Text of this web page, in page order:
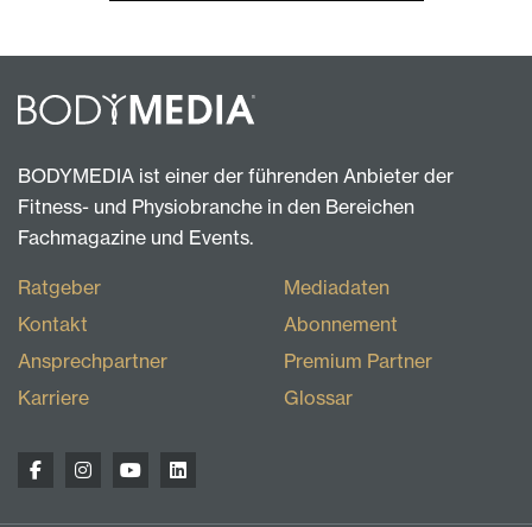
BODYMEDIA ist einer der führenden Anbieter der
Fitness- und Physiobranche in den Bereichen
Fachmagazine und Events.
Ratgeber
Kontakt
Ansprechpartner
Karriere
Mediadaten
Abonnement
Premium Partner
Glossar